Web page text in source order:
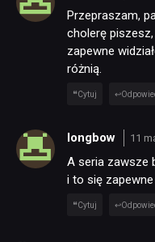
Przepraszam,
cholerę
zapewne
różnią.
Cytuj
longbow 11
A seria zawsze
i to się
Cytuj